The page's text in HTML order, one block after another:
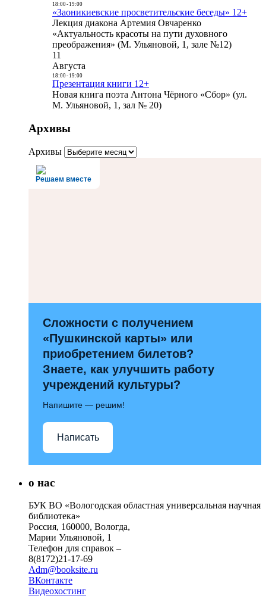
18:00- 19:00
«Заоникиевские просветительские беседы» 12+
Лекция диакона Артемия Овчаренко
«Актуальность красоты на пути духовного
преображения» (М. Ульяновой, 1, зале №12)
11
Августа
18:00- 19:00
Презентация книги 12+
Новая книга поэта Антона Чёрного «Сбор» (ул.
М. Ульяновой, 1, зал № 20)
Архивы
Архивы
Решаем вместе
Сложности с получением
«Пушкинской карты» или
приобретением билетов?
Знаете, как улучшить работу
учреждений культуры?
Напишите — решим!
Написать
о нас
БУК ВО «Вологодская областная универсальная научная
библиотека»
Россия, 160000, Вологда,
Марии Ульяновой, 1
Телефон для справок –
8(8172)21-17-69
Adm@booksite.ru
ВКонтакте
Видеохостинг